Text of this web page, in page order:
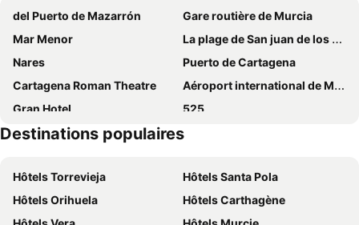
Los Balcones The Balcones
del Puerto de Mazarrón
Gare routière de Murcia
Mar Menor
La plage de San juan de los Terreros
Nares
Puerto de Cartagena
Cartagena Roman Theatre
Aéroport international de Murcie
Gran Hotel
525
Mar de Cristal
Cala Cortina
El Mójon
La Santa
de Percheles
Lo Campano
Destinations populaires
Hôtels Torrevieja
Hôtels Santa Pola
Hôtels Orihuela
Hôtels Carthagène